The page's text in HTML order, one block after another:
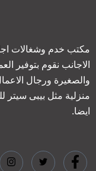
مكتب خدم وشغالات
الاجانب نقوم بتوفير
والصغيرة ورجال
منزلية مثل بيبى سيتر
ايضا.